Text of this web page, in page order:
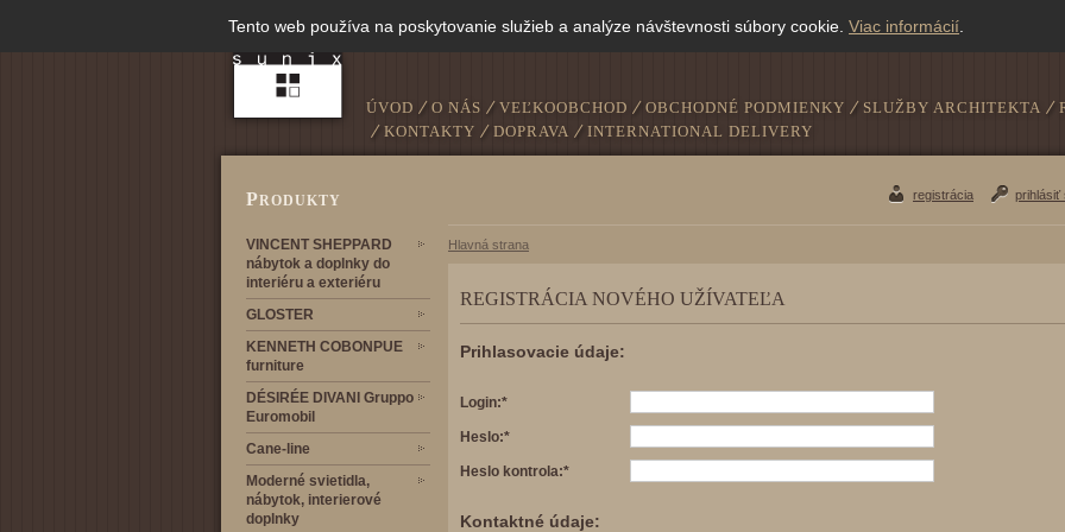
ÚVOD O NÁS VEĽKOOBCHOD OBCHODNÉ PODMIENKY SLUŽBY ARCHITEKTA
KONTAKTY
DOPRAVA INTERNATIONAL DELIVERY
PRODUKTY
VINCENT SHEPPARD
nábytok a doplnky do
interiéru a exteriéru
GLOSTER
KENNETH COBONPUE
furniture
DÉSIRÉE DIVANI Gruppo
Euromobil
Cane-line
Moderné svietidla,
nábytok, interierové
doplnky
registrácia prihlásiť
Hlavná strana
REGISTRÁCIA NOVÉHO UŽÍVATEĽA
Prihlasovacie údaje:
Login:*
Heslo:*
Heslo kontrola:*
Kontaktné údaje:
Tento web používa na poskytovanie služieb a analýze návštevnosti súbory cookie. Viac informácií